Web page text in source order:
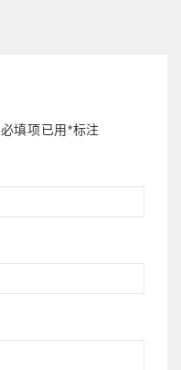
必填项已用*标注